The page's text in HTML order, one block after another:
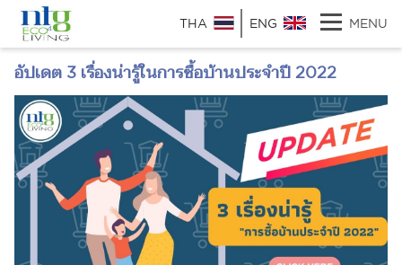
THA ENG MENU
อัปเดต 3 เรื่องน่ารู้ในการซื้อบ้านประจำปี 2022